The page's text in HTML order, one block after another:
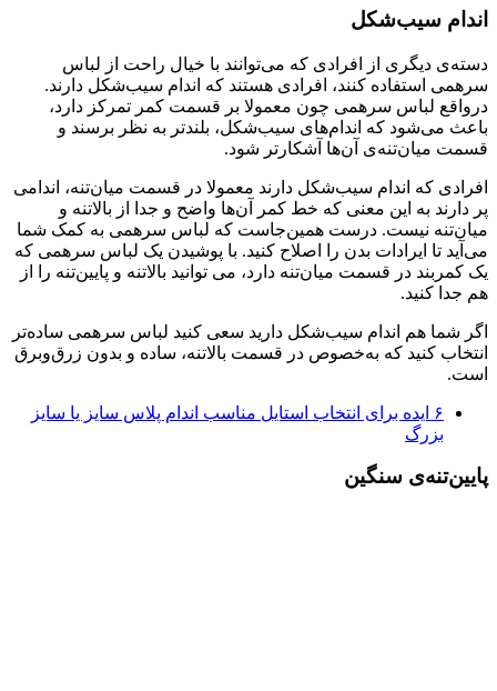
اندام سیب‌شکل
دسته‌ی دیگری از افرادی که می‌توانند با خیال راحت از لباس
سرهمی استفاده کنند، افرادی هستند که اندام سیب‌شکل دارند.
درواقع لباس سرهمی چون معمولا بر قسمت کمر تمرکز دارد،
باعث می‌شود که اندام‌های سیب‌شکل، بلندتر به نظر برسند و
قسمت میان‌تنه‌ی آن‌ها آشکارتر شود.
افرادی که اندام سیب‌شکل دارند معمولا در قسمت میان‌تنه، اندامی
پر دارند به‌ این معنی که خط کمر آن‌ها واضح و جدا از بالاتنه و
میان‌تنه نیست. درست همین‌جاست که لباس سرهمی به کمک شما
می‌آید تا ایرادات بدن را اصلاح کنید. با پوشیدن یک لباس سرهمی که
یک کمربند در قسمت میان‌تنه دارد، می توانید بالاتنه و پایین‌تنه را از
هم جدا کنید.
اگر شما هم اندام سیب‌شکل دارید سعی کنید لباس سرهمی ساده‌تر
انتخاب کنید که به‌خصوص در قسمت بالاتنه، ساده و بدون زرق‌وبرق
است.
۶ ایده برای انتخاب استایل مناسب اندام پلاس سایز یا سایز
بزرگ
پایین‌تنه‌ی سنگین